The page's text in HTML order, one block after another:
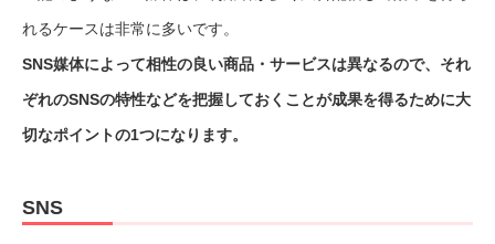
れるケースは非常に多いです。
SNS媒体によって相性の良い商品・サービスは異なるので、それ
ぞれのSNSの特性などを把握しておくことが成果を得るために大
切なポイントの1つになります。
SNS